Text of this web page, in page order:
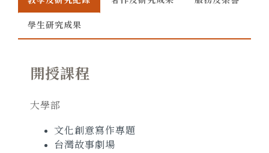
學生研究成果
開授課程
大學部
文化創意寫作專題
台灣故事劇場